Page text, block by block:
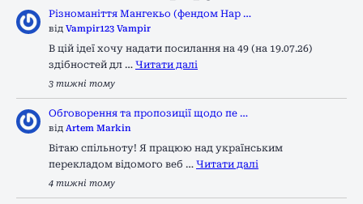
Різноманіття Мангекьо (фендом Нар …
від Vampir123 Vampir
В цій ідеї хочу надати посилання на 49 (на 19.07.26)
здібностей дл … Читати далі
3 тижні тому
Обговорення та пропозиції щодо пе …
від Artem Markin
Вітаю спільноту! Я працюю над українським
перекладом відомого веб … Читати далі
4 тижні тому